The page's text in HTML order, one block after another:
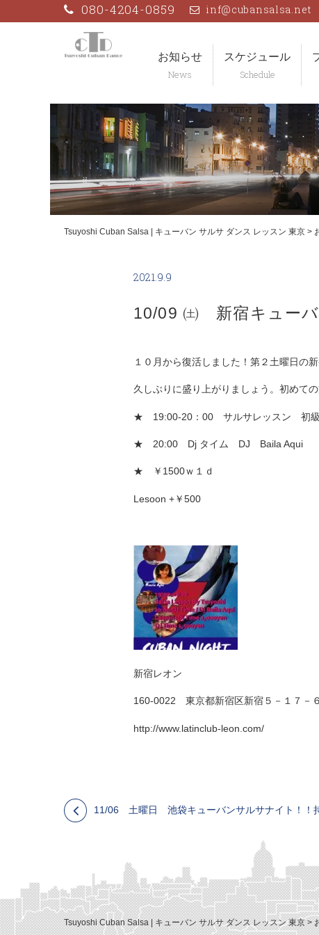
to
080-4204-0859 inf@cubansalsa.net
お知らせ スケジュール
Tsuyoshi Cuban Salsa | キューバン サルサ ダンス レッスン 東京 >
2021.9.9
10/09 ㈯ 新宿キューバ
１０月から復活しました！第２土曜日の
久しぶりに盛り上がりましょう。初めて
★ 19:00-20：00 サルサレッスン 初級
★ 20:00 Dj タイム DJ Baila Aqui
★ ￥1500ｗ１ｄ
Lesoon +￥500
新宿レオン
160-0022 東京都新宿区新宿５－１７－
http://www.latinclub-leon.com/
11/06 土曜日 池袋キューバンサルサナイト！！持ち込
Tsuyoshi Cuban Salsa | キューバン サルサ ダンス レッスン 東京>